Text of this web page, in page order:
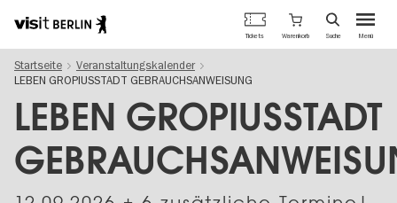
zum
Inhalt
Berlins
offizielles
Tourismusportal
Menü
Tickets Warenkorb Suche
Startseite
Veranstaltungskalender
LEBEN GROPIUSSTADT GEBRAUCHSANWEISUNG
LEBEN GROPIUSSTADT